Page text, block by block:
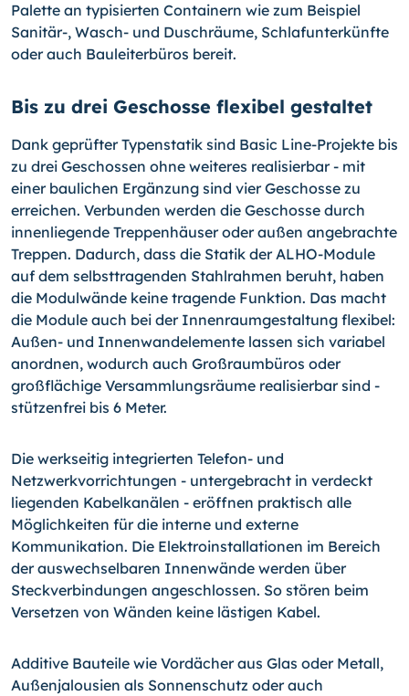
Palette an typisierten Containern wie zum Beispiel
Sanitär-, Wasch- und Duschräume, Schlafunterkünfte
oder auch Bauleiterbüros bereit.
Bis zu drei Geschosse flexibel gestaltet
Dank geprüfter Typenstatik sind Basic Line-Projekte bis
zu drei Geschossen ohne weiteres realisierbar - mit
einer baulichen Ergänzung sind vier Geschosse zu
erreichen. Verbunden werden die Geschosse durch
innenliegende Treppenhäuser oder außen angebrachte
Treppen. Dadurch, dass die Statik der ALHO-Module
auf dem selbsttragenden Stahlrahmen beruht, haben
die Modulwände keine tragende Funktion. Das macht
die Module auch bei der Innenraumgestaltung flexibel:
Außen- und Innenwandelemente lassen sich variabel
anordnen, wodurch auch Großraumbüros oder
großflächige Versammlungsräume realisierbar sind -
stützenfrei bis 6 Meter.
Die werkseitig integrierten Telefon- und
Netzwerkvorrichtungen - untergebracht in verdeckt
liegenden Kabelkanälen - eröffnen praktisch alle
Möglichkeiten für die interne und externe
Kommunikation. Die Elektroinstallationen im Bereich
der auswechselbaren Innenwände werden über
Steckverbindungen angeschlossen. So stören beim
Versetzen von Wänden keine lästigen Kabel.
Additive Bauteile wie Vordächer aus Glas oder Metall,
Außenjalousien als Sonnenschutz oder auch